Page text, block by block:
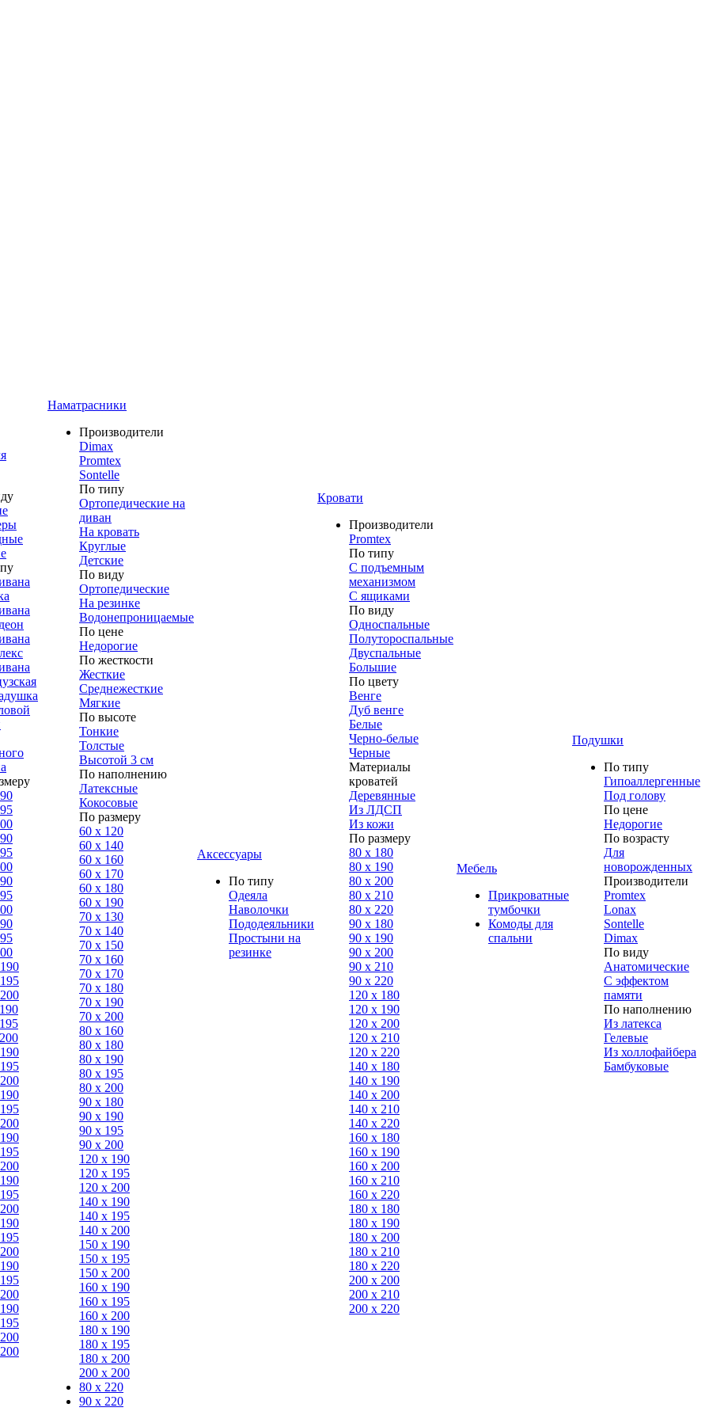
Наматрасники
Производители
Dimax
Promtex
Sontelle
По типу
Ортопедические на
диван
На кровать
Круглые
Детские
По виду
Ортопедические
На резинке
Водонепроницаемые
По цене
Недорогие
По жесткости
Жесткие
Среднежесткие
Мягкие
По высоте
Тонкие
Толстые
Высотой 3 см
По наполнению
Латексные
Кокосовые
По размеру
60 х 120
60 х 140
60 х 160
60 х 170
60 х 180
60 х 190
70 х 130
70 х 140
70 х 150
70 х 160
70 х 170
70 х 180
70 х 190
70 х 200
80 х 160
80 х 180
80 x 190
80 х 195
80 х 200
90 х 180
90 х 190
90 х 195
90 х 200
120 х 190
120 х 195
120 х 200
140 х 190
140 х 195
140 х 200
150 х 190
150 х 195
150 х 200
160 х 190
160 х 195
160 х 200
180 х 190
180 х 195
180 х 200
200 х 200
80 x 220
90 x 220
Аксессуары
По типу
Одеяла
Наволочки
Пододеяльники
Простыни на
резинке
Кровати
Производители
Promtex
По типу
С подъемным
механизмом
С ящиками
По виду
Односпальные
Полутороспальные
Двуспальные
Большие
По цвету
Венге
Дуб венге
Белые
Черно-белые
Черные
Материалы
кроватей
Деревянные
Из ЛДСП
Из кожи
По размеру
80 x 180
80 x 190
80 x 200
80 x 210
80 x 220
90 x 180
90 х 190
90 х 200
90 x 210
90 x 220
120 x 180
120 х 190
120 х 200
120 x 210
120 x 220
140 x 180
140 х 190
140 х 200
140 x 210
140 x 220
160 x 180
160 х 190
160 х 200
160 x 210
160 x 220
180 x 180
180 х 190
180 х 200
180 x 210
180 x 220
200 х 200
200 x 210
200 x 220
Мебель
Прикроватные
тумбочки
Комоды для
спальни
Подушки
По типу
Гипоаллергенные
Под голову
По цене
Недорогие
По возрасту
Для
новорожденных
Производители
Promtex
Lonax
Sontelle
Dimax
По виду
Анатомические
С эффектом
памяти
По наполнению
Из латекса
Гелевые
Из холлофайбера
Бамбуковые